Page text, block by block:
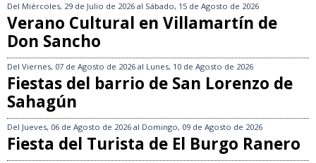
Del Miércoles, 29 de Julio de 2026 al Sábado, 15 de Agosto de 2026
Verano Cultural en Villamartín de
Don Sancho
Del Viernes, 07 de Agosto de 2026 al Lunes, 10 de Agosto de 2026
Fiestas del barrio de San Lorenzo de
Sahagún
Del Jueves, 06 de Agosto de 2026 al Domingo, 09 de Agosto de 2026
Fiesta del Turista de El Burgo Ranero